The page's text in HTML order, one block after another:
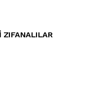
ZIFANALILAR